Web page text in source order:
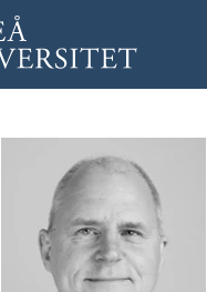
innehållet